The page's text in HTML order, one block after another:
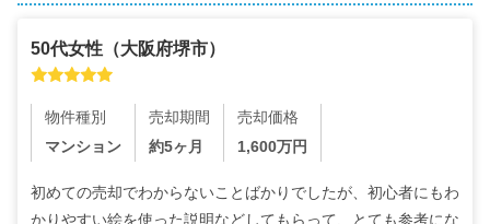
50代女性 （大阪府堺市）
物件種別
マンション
売却期間
約5ヶ月
売却価格
1,600万円
初めての売却でわからないことばかりでしたが、初心者にもわ
かりやすい絵を使った説明などしてもらって、とても参考にな